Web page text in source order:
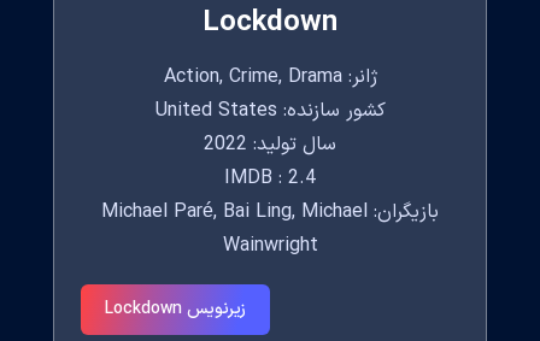
Lockdown
ژانر: Action, Crime, Drama
کشور سازنده: United States
سال تولید: 2022
IMDB : 2.4
بازیگران: Michael Paré, Bai Ling, Michael
Wainwright
زیرنویس Lockdown